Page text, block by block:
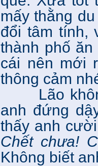
mấy thằng
đổi tâm tính,
thành phố
cái nên mới
thông cảm
Lão
anh đứng
thấy anh
Chết chưa!
Không biết